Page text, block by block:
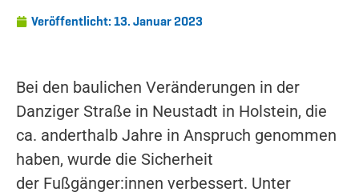
Veröffentlicht:13. Januar 2023
Bei den baulichen Veränderungen in der
Danziger Straße in Neustadt in Holstein, die
ca. anderthalb Jahre in Anspruch genommen
haben, wurde die Sicherheit
der Fußgänger:innen verbessert. Unter